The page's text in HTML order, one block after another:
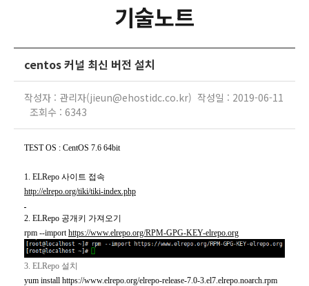
기술노트
centos 커널 최신 버전 설치
작성자 : 관리자(jieun@ehostidc.co.kr) 작성일 : 2019-06-11
조회수 : 6343
TEST OS : CentOS 7.6 64bit
1. ELRepo 사이트 접속
http://elrepo.org/tiki/tiki-index.php
2. ELRepo 공개키 가져오기
rpm --importhttps://www.elrepo.org/RPM-GPG-KEY-elrepo.org
3. ELRepo 설치
yum install https://www.elrepo.org/elrepo-release-7.0-3.el7.elrepo.noarch.rpm